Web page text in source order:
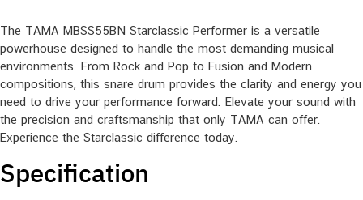
The TAMA MBSS55BN Starclassic Performer is a versatile
powerhouse designed to handle the most demanding musical
environments. From Rock and Pop to Fusion and Modern
compositions, this snare drum provides the clarity and energy you
need to drive your performance forward. Elevate your sound with
the precision and craftsmanship that only TAMA can offer.
Experience the Starclassic difference today.
Specification